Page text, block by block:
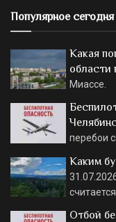
Популярное сегодня
Какая
области
Миассе.
перебои
Каким
Отбой